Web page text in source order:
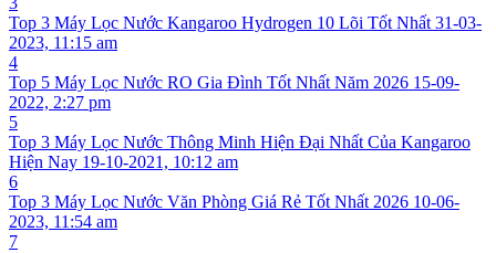
Top 3 Máy Lọc Nước Kangaroo Hydrogen 10 Lõi Tốt Nhất 31-03-
2023, 11:15 am
4
Top 5 Máy Lọc Nước RO Gia Đình Tốt Nhất Năm 2026 15-09-
2022, 2:27 pm
5
Top 3 Máy Lọc Nước Thông Minh Hiện Đại Nhất Của Kangaroo
Hiện Nay 19-10-2021, 10:12 am
6
Top 3 Máy Lọc Nước Văn Phòng Giá Rẻ Tốt Nhất 2026 10-06-
2023, 11:54 am
7